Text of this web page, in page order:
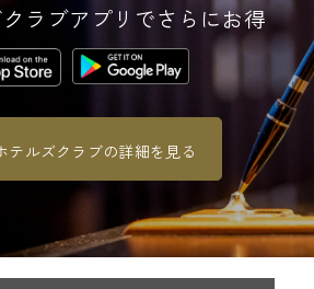
ラブアプリでさらにお得
テルズクラブの詳細を見る